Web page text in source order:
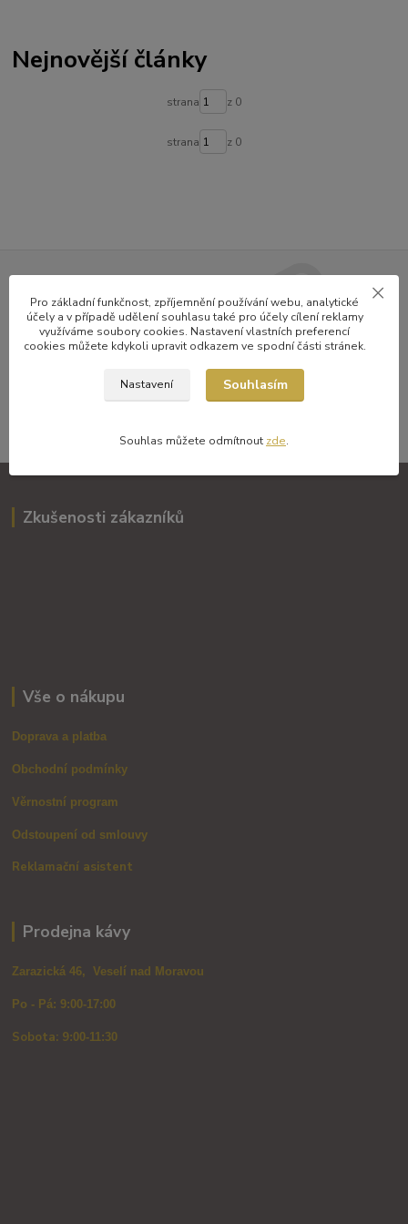
Nejnovější články
strana z 0
strana z 0
Nepropásněte novinky v nabídce
a zajímavosti
Přihlásit se
Zkušenosti zákazníků
Vše o nákupu
Doprava a platba
Obchodní podmínky
Věrnostní program
Odstoupení od smlouvy
Reklamační asistent
Prodejna kávy
Zarazická 46, Veselí nad Moravou
Po - Pá: 9:00-17:00
Sobota: 9:00-11:30
Pro základní funkčnost, zpříjemnění používání webu, analytické
účely a v případě udělení souhlasu také pro účely cílení reklamy
využíváme soubory cookies. Nastavení vlastních preferencí
cookies můžete kdykoli upravit odkazem ve spodní části stránek.
Nastavení Souhlasím
Souhlas můžete odmítnout zde.